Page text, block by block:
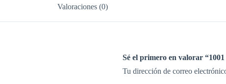
Valoraciones (0)
Sé el primero en valorar
Tu dirección de correo